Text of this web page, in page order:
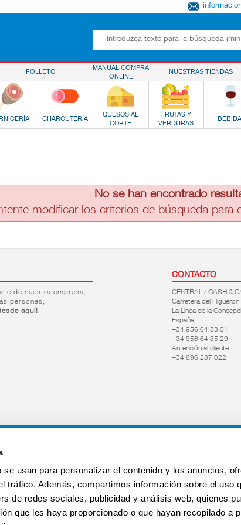
usan para personalizar el contenido y los anuncios,
tráfico. Además, compartimos información sobre el uso
de redes sociales, publicidad y análisis web, quienes
que les haya proporcionado o que hayan recopilado a
FOLLETO
MANUAL COMPRA
ONLINE
NUESTRAS TIENDAS
CHARCUTERÍA
QUESOS AL
CORTE
FRUTAS Y
VERDURAS
No se han encontrado
modificar los criterios de búsqueda
de nuestra empresa,
personas,
aquí!
CONTACTO
CENTRAL / CASH &
Carretera del
La Linea de la
España
+34 956 64 33 01
+34 956 64 35 29
Antención al cliente
+34 696 237 022